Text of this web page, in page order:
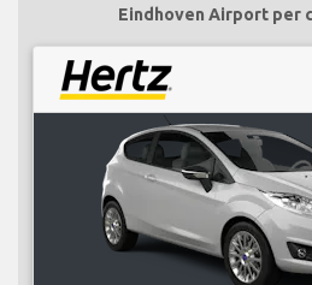
Eindhoven Airport per